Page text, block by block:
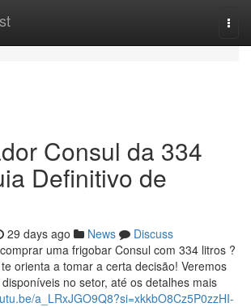
Consul da 334
Definitivo de
29 days ago News
Discuss
uma frigobar Consul com 334 litros ?
orienta a tomar a certa decisão! Veremos
no setor, até os detalhes mais
a_LRxJGO9Q8?si=xkkbO8Cz5P0zzHI-